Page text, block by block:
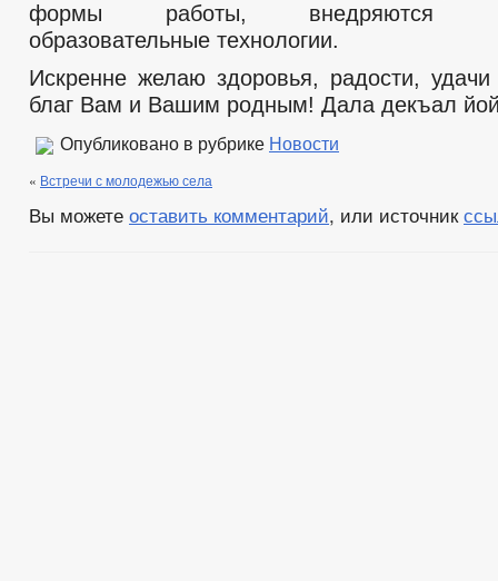
формы работы, внедряются
образовательные технологии.
Искренне желаю здоровья, радости,
благ Вам и Вашим родным! Дала декъал
Опубликовано в рубрике Новости
« Встречи с молодежью села
Вы можете оставить комментарий, или источник